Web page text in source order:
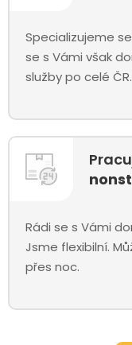
Specializujeme
se s Vámi však
služby po celé ČR.
Rádi se s Vámi
Jsme flexibilní.
přes noc.